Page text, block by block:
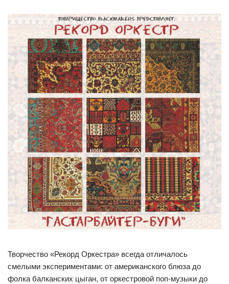
Творчество «Рекорд Оркестра» всегда отличалось
смелыми экспериментами: от американского блюза до
фолка балканских цыган, от оркестровой поп-музыки до